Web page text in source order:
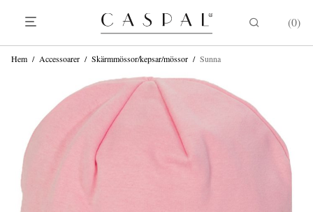
0
Hem / Accessoarer / Skärmmössor/kepsar/mössor / Sunna